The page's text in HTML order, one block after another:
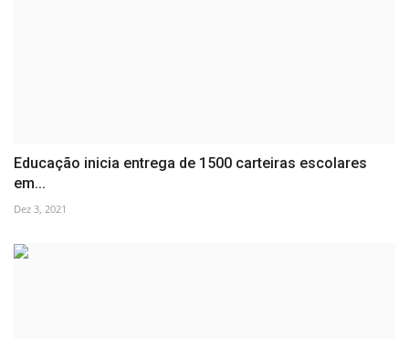
Educação inicia entrega de 1500 carteiras escolares
em...
Dez 3, 2021